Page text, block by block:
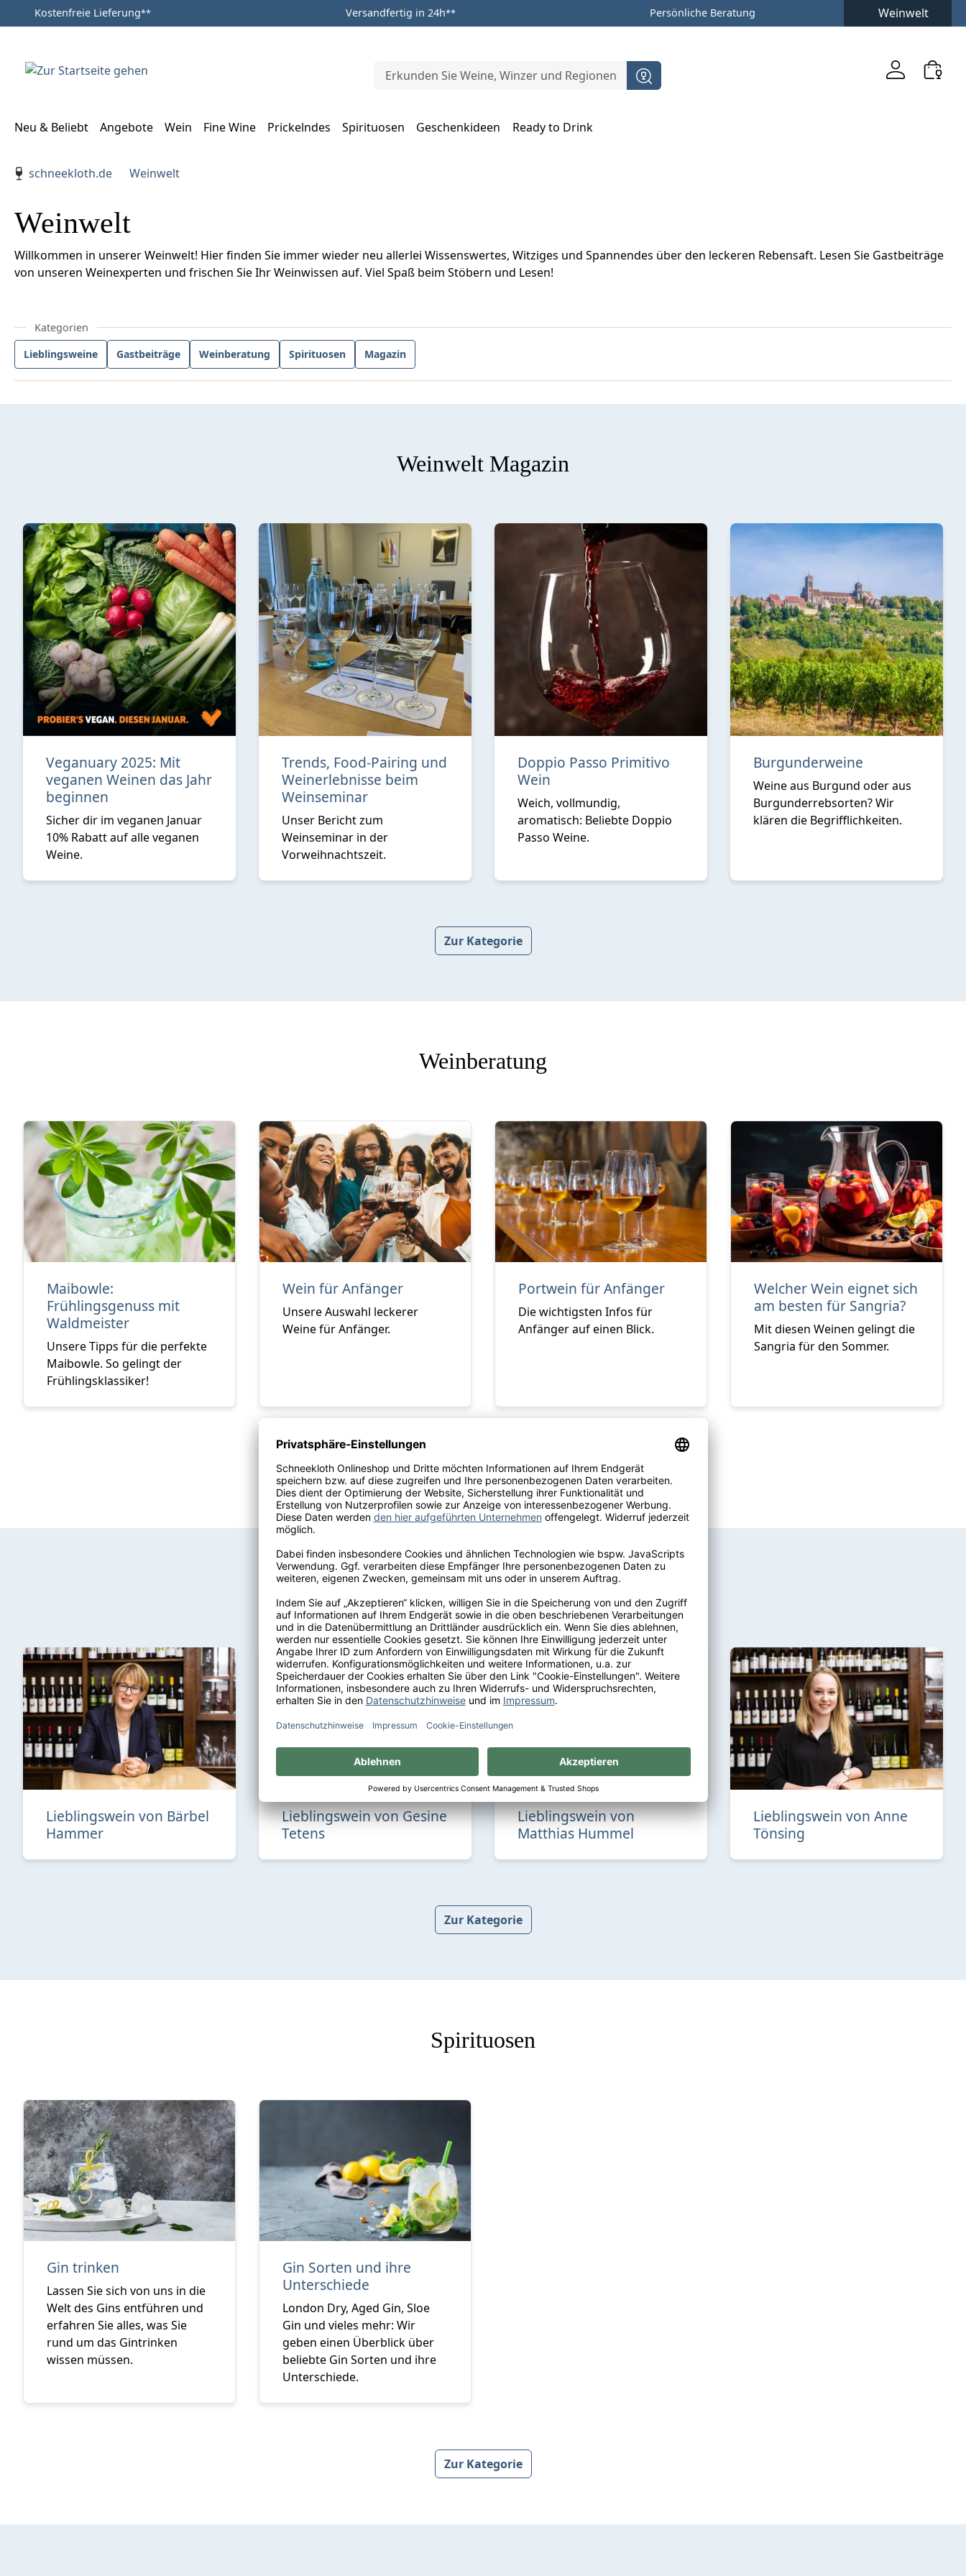
Zum Hauptinhalt springen
Zur Hauptnavigation springen
Kostenfreie Lieferung** Versandfertig in 24h** Persönliche Beratung Weinwelt
Neu & Beliebt Angebote Wein Fine Wine Prickelndes Spirituosen Geschenkideen
Ready to Drink
schneekloth.de
Weinwelt
Weinwelt
Willkommen in unserer Weinwelt! Hier finden Sie immer wieder neu allerlei Wissenswertes, Witziges und Spannendes über den leckeren Rebensaft. Lesen Sie Gastbeiträge
von unseren Weinexperten und frischen Sie Ihr Weinwissen auf. Viel Spaß beim Stöbern und Lesen!
Lieblingsweine Gastbeiträge Weinberatung Spirituosen Magazin
Weinwelt Magazin
Veganuary 2025: Mit
veganen Weinen das Jahr
beginnen
Sicher dir im veganen Januar
10% Rabatt auf alle veganen
Weine.
Trends, Food-Pairing und
Weinerlebnisse beim
Weinseminar
Unser Bericht zum
Weinseminar in der
Vorweihnachtszeit.
Doppio Passo Primitivo
Wein
Weich, vollmundig,
aromatisch: Beliebte Doppio
Passo Weine.
Burgunderweine
Weine aus Burgund oder aus
Burgunderrebsorten? Wir
klären die Begrifflichkeiten.
Zur Kategorie
Weinberatung
Maibowle:
Frühlingsgenuss mit
Waldmeister
Unsere Tipps für die perfekte
Maibowle. So gelingt der
Frühlingsklassiker!
Wein für Anfänger
Unsere Auswahl leckerer
Weine für Anfänger.
Portwein für Anfänger
Die wichtigsten Infos für
Anfänger auf einen Blick.
Welcher Wein eignet sich
am besten für Sangria?
Mit diesen Weinen gelingt die
Sangria für den Sommer.
Zur Kategorie
Lieblingsweine
Lieblingswein von Bärbel
Hammer
Lieblingswein von Gesine
Tetens
Lieblingswein von
Matthias Hummel
Lieblingswein von Anne
Tönsing
Zur Kategorie
Spirituosen
Gin trinken
Lassen Sie sich von uns in die
Welt des Gins entführen und
erfahren Sie alles, was Sie
rund um das Gintrinken
wissen müssen.
Gin Sorten und ihre
Unterschiede
London Dry, Aged Gin, Sloe
Gin und vieles mehr: Wir
geben einen Überblick über
beliebte Gin Sorten und ihre
Unterschiede.
Zur Kategorie